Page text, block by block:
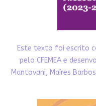
Este texto foi escrito
pelo CFEMEA e
Mantovani, Maíres